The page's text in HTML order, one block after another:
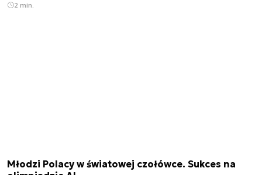
2 min.
Młodzi Polacy w światowej czołówce. Sukces na